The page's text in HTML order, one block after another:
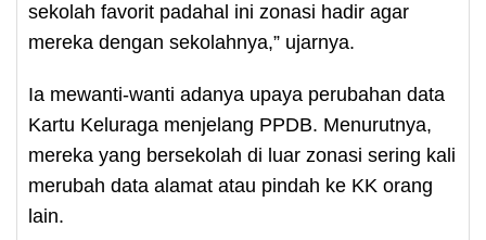
sekolah favorit padahal ini zonasi hadir agar
mereka dengan sekolahnya,” ujarnya.
Ia mewanti-wanti adanya upaya perubahan data
Kartu Keluraga menjelang PPDB. Menurutnya,
mereka yang bersekolah di luar zonasi sering kali
merubah data alamat atau pindah ke KK orang
lain.